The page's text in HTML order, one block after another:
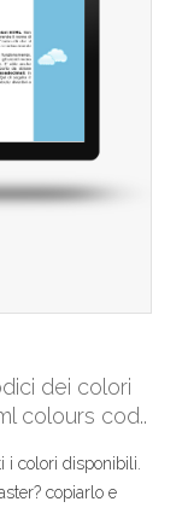
dei colori
colours cod..
colori disponibili.
copiarlo e